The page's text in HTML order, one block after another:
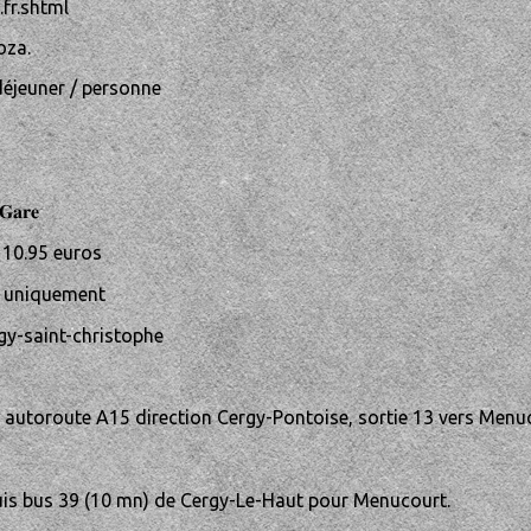
/ personne
euros
uniquement
saint-christophe
autoroute A15 direction Cergy-Pontoise, sortie 13 vers
bus 39 (10 mn) de Cergy-Le-Haut pour Menucourt.